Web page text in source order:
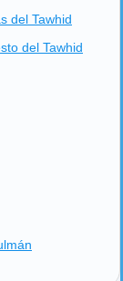
del Tawhid
del Tawhid